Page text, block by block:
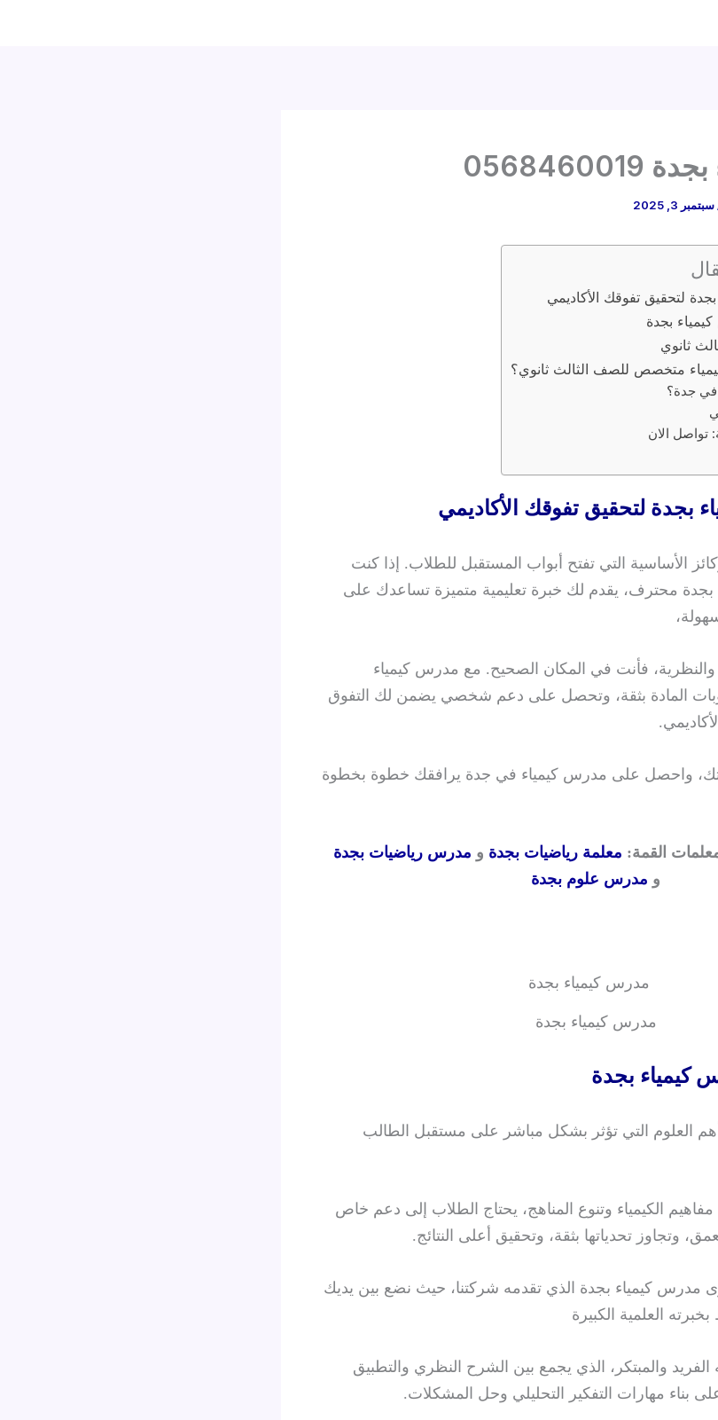
سبتمبر 3, 2025
لتحقيق تفوقك الأكاديمي
بجدة
ثانوي
متخصص للصف الثالث ثانوي؟
في جدة؟
تواصل الان
بجدة لتحقيق تفوقك الأكاديمي
الأساسية التي تفتح أبواب المستقبل للطلاب. إذا كنت
محترف، يقدم لك خبرة تعليمية متميزة تساعدك على
والنظرية، فأنت في المكان الصحيح. مع مدرس كيمياء
المادة بثقة، وتحصل على دعم شخصي يضمن لك التفوق
واحصل على مدرس كيمياء في جدة يرافقك خطوة بخطوة
القمة: معلمة رياضيات بجدة و مدرس رياضيات بجدة
و مدرس علوم بجدة
مدرس كيمياء بجدة
كيمياء بجدة
أهم العلوم التي تؤثر بشكل مباشر على مستقبل الطالب
الكيمياء وتنوع المناهج، يحتاج الطلاب إلى دعم خاص
وتجاوز تحدياتها بثقة، وتحقيق أعلى النتائج.
مدرس كيمياء بجدة الذي تقدمه شركتنا، حيث نضع بين يديك
العلمية الكبيرة
والمبتكر، الذي يجمع بين الشرح النظري والتطبيق
بناء مهارات التفكير التحليلي وحل المشكلات.